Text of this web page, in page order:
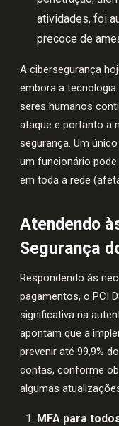
atividades, foi
precoce de
A cibersegurança
embora a
seres humanos
ataque e portanto a
segurança. Um
um funcionário
em toda a rede
Atendendo
Segurança
Respondendo às
pagamentos, o PCI
significativa na
apontam que a
prevenir até 99,9%
contas, conforme
algumas
MFA para